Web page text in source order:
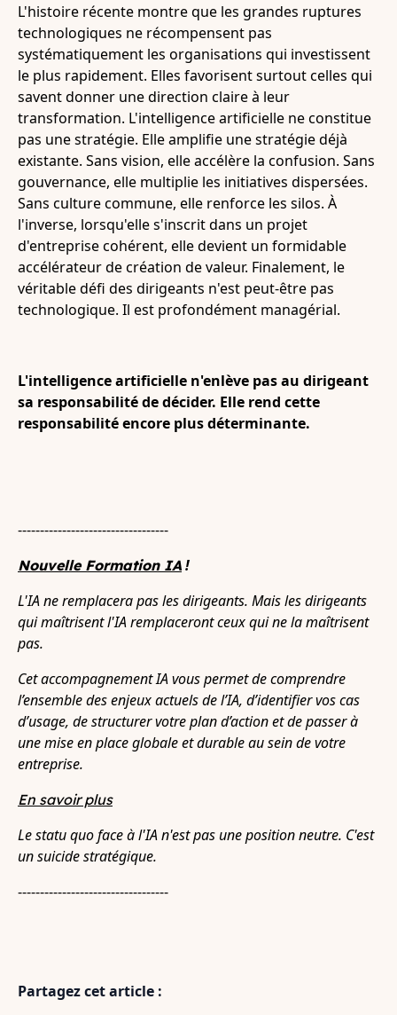
L'histoire récente montre que les grandes ruptures
technologiques ne récompensent pas
systématiquement les organisations qui investissent
le plus rapidement. Elles favorisent surtout celles qui
savent donner une direction claire à leur
transformation. L'intelligence artificielle ne constitue
pas une stratégie. Elle amplifie une stratégie déjà
existante. Sans vision, elle accélère la confusion. Sans
gouvernance, elle multiplie les initiatives dispersées.
Sans culture commune, elle renforce les silos. À
l'inverse, lorsqu'elle s'inscrit dans un projet
d'entreprise cohérent, elle devient un formidable
accélérateur de création de valeur. Finalement, le
véritable défi des dirigeants n'est peut-être pas
technologique. Il est profondément managérial.
L'intelligence artificielle n'enlève pas au dirigeant
sa responsabilité de décider. Elle rend cette
responsabilité encore plus déterminante.
----------------------------------
Nouvelle Formation IA !
L'IA ne remplacera pas les dirigeants. Mais les dirigeants
qui maîtrisent l'IA remplaceront ceux qui ne la maîtrisent
pas.
Cet accompagnement IA vous permet de comprendre
l’ensemble des enjeux actuels de l’IA, d’identifier vos cas
d’usage, de structurer votre plan d’action et de passer à
une mise en place globale et durable au sein de votre
entreprise.
En savoir plus
Le statu quo face à l'IA n'est pas une position neutre. C'est
un suicide stratégique.
----------------------------------
Partagez cet article :